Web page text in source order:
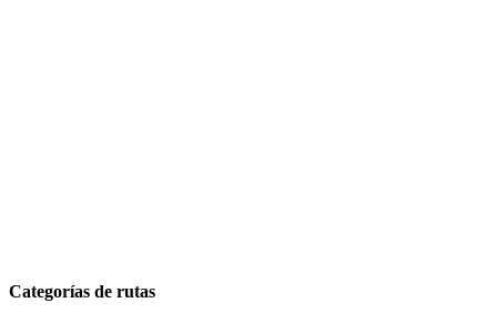
Categorías de rutas